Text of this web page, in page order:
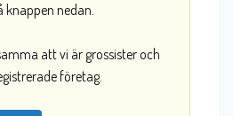
knappen nedan.
att vi är grossister och
företag.